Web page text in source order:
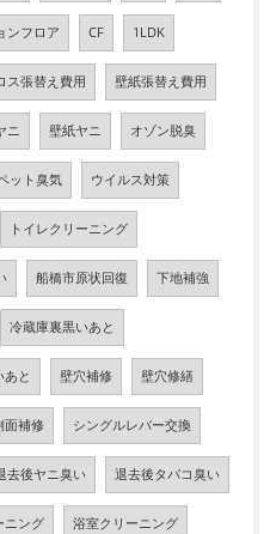
ンフロア CF 1LDK
ス張替え費用 壁紙張替え費用
ニ 壁紙ヤニ オゾン脱臭
ット臭気 ウイルス対策
トイレクリーニング
船橋市原状回復 下地補強
冷蔵庫裏黒いあと
あと 壁穴補修 壁穴修繕
面補修 シングルレバー交換
去後ヤニ臭い 退去後タバコ臭い
ニング 浴室クリーニング